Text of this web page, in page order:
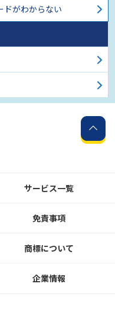
ドがわからない
サービス一覧
免責事項
商標について
企業情報